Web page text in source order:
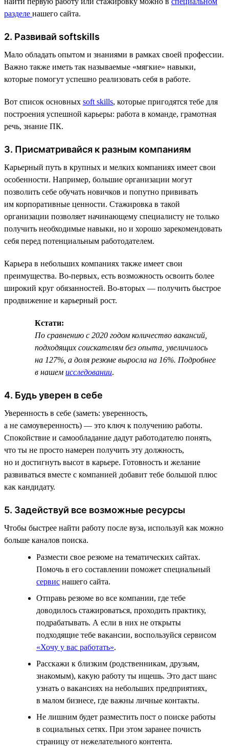
разделе нашего сайта.
2. Развивай softskills
Мало обладать опытом и знаниями в рамках своей профессии.
Важно также иметь так называемые «мягкие» навыки,
которые помогут успешно реализовать себя в работе.
Вот список основных soft skills, которые пригодятся тебе для
построения успешной карьеры: работа в команде, грамотная
речь, знание ПК.
3. Присматривайся к разным компаниям
Карьерный путь в крупных и мелких компаниях имеет свои
особенности. Например, большие организации могут
позволить себе обучать новичков и попутно прививать
им корпоративные ценности. Стажировка в такой
организации позволяет начинающему специалисту не только
получить необходимые навыки, но и хорошо зарекомендовать
себя перед потенциальным работодателем.
Карьера в небольших компаниях также имеет свои
преимущества. Во-первых, есть возможность освоить более
широкий круг обязанностей. Во-вторых — получить быстрое
продвижение и карьерный рост.
Кстати:
По сравнению с 2020 годом количество вакансий,
подходящих соискателям без опыта, увеличилось
на 127%, а доля резюме выросла на 16%. Подробнее
в нашем исследовании.
4. Будь уверен в себе
Уверенность в себе (заметь: уверенность,
а не самоуверенность) — это ключ к получению работы.
Спокойствие и самообладание дадут работодателю понять,
что ты не просто намерен получить эту должность,
но и достигнуть высот в карьере. Готовность и желание
развиваться вместе с компанией добавит тебе большой плюс
как кандидату.
5. Задействуй все возможные ресурсы
Чтобы быстрее найти работу после вуза, используй как можно
больше каналов поиска.
Размести свое резюме на тематических сайтах.
Помочь в его составлении поможет специальный
сервис нашего сайта.
Отправь резюме во все компании, где тебе
доводилось стажироваться, проходить практику,
подрабатывать. А если в них не открыты
подходящие тебе вакансии, воспользуйся сервисом
«Хочу у вас работать».
Расскажи к близким (родственникам, друзьям,
знакомым), какую работу ты ищешь. Это даст шанс
узнать о вакансиях на небольших предприятиях,
в малом бизнесе, где важны личные контакты.
Не лишним будет разместить пост о поиске работы
в социальных сетях. При этом заранее почисть
страницу от нежелательного контента.